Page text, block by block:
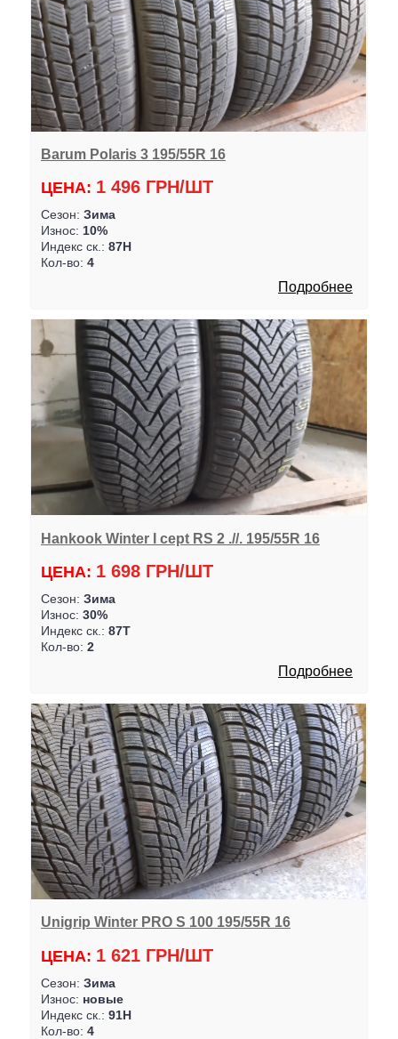
Barum Polaris 3 195/55R 16
ЦЕНА: 1 496 ГРН/ШТ
Сезон: Зима
Износ: 10%
Индекс ск.: 87H
Кол-во: 4
Подробнее
Hankook Winter I cept RS 2 .//. 195/55R 16
ЦЕНА: 1 698 ГРН/ШТ
Сезон: Зима
Износ: 30%
Индекс ск.: 87T
Кол-во: 2
Подробнее
Unigrip Winter PRO S 100 195/55R 16
ЦЕНА: 1 621 ГРН/ШТ
Сезон: Зима
Износ: новые
Индекс ск.: 91H
Кол-во: 4